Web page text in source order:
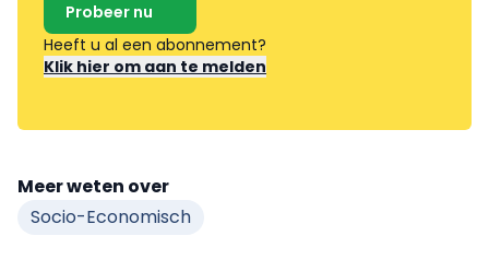
Probeer nu
Heeft u al een abonnement?
Klik hier om aan te melden
Meer weten over
Socio-Economisch